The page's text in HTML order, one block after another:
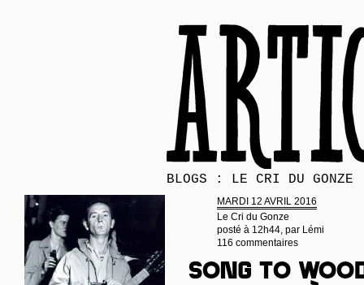
BLOGS : LE CRI DU GONZE
MARDI 12 AVRIL 2016
Le Cri du Gonze
posté à 12h44, par Lémi
116 commentaires
Song to